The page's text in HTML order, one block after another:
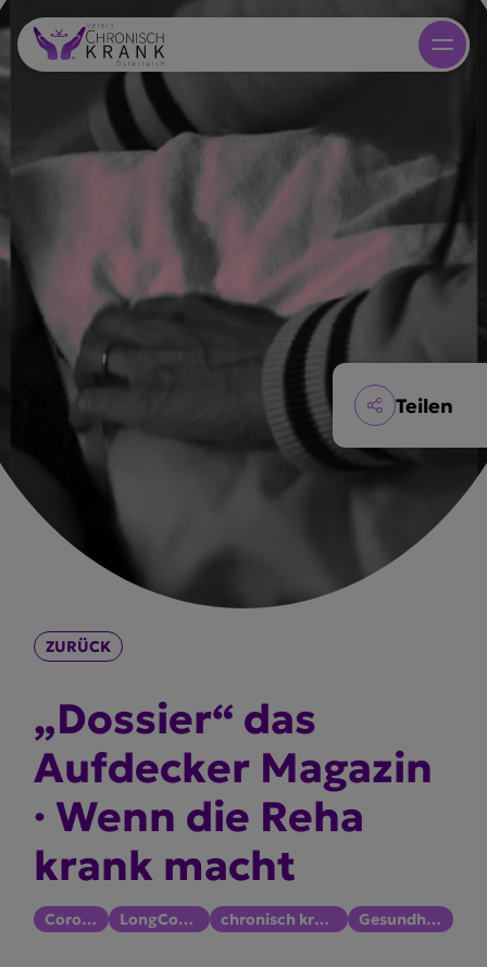
ZURÜCK
„Dossier“ das
Aufdecker Magazin
· Wenn die Reha
krank macht
Corona LongCovid chronisch krank Gesundheit
Teilen